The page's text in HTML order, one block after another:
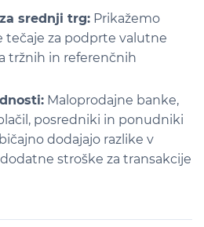
srednji trg: Prikažemo
tečaje za podprte valutne
tržnih in referenčnih
Maloprodajne banke,
posredniki in ponudniki
dodajajo razlike v
stroške za transakcije